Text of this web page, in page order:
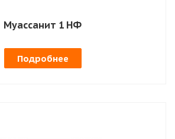
Муассанит 1 НФ
Подробнее